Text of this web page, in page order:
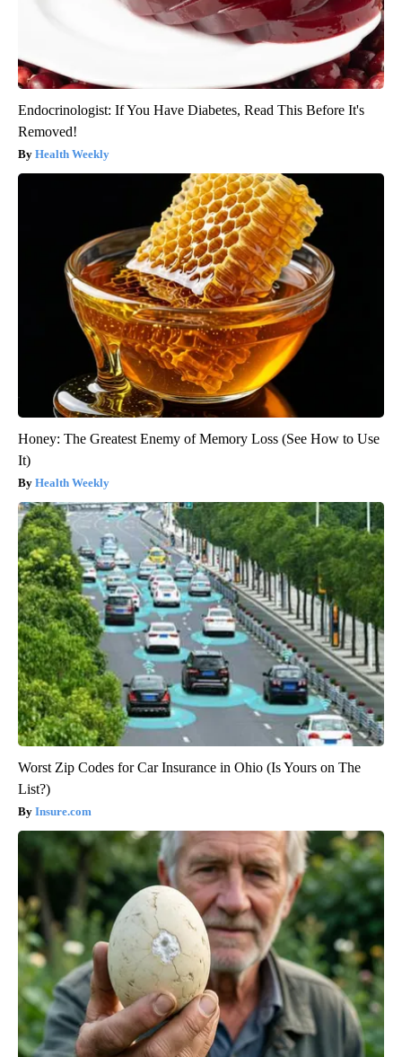
Endocrinologist: If You Have Diabetes, Read This Before It's
Removed!
Health Weekly
Honey: The Greatest Enemy of Memory Loss (See How to Use
It)
Health Weekly
Worst Zip Codes for Car Insurance in Ohio (Is Yours on The
List?)
Insure.com